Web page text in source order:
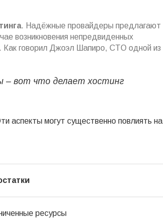
. Надёжные провайдеры предлагают
возникновения непредвиденных
говорил Джоэл Шапиро, CTO одной из
– вот что делает хостинг
аспекты могут существенно повлиять на
ресурсы